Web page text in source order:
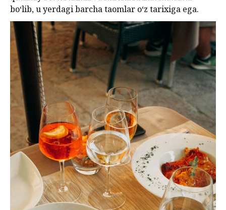
boʻlib, u yerdagi barcha taomlar oʻz tarixiga ega.